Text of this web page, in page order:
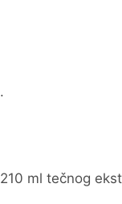
ml tečnog